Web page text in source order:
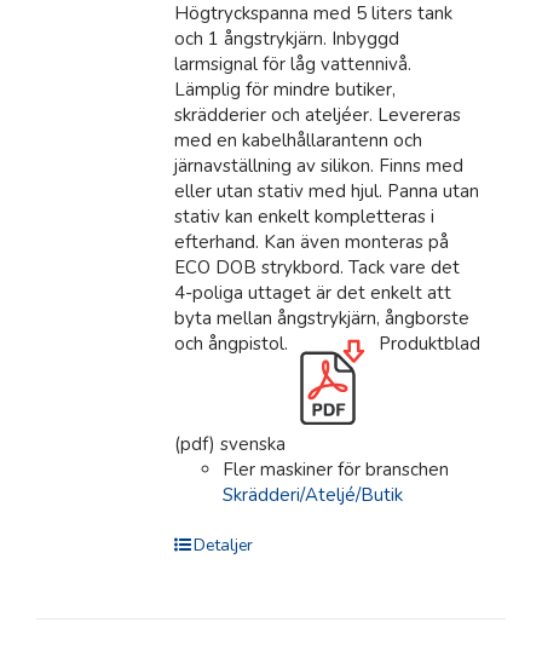
Högtryckspanna med 5 liters tank
och 1 ångstrykjärn. Inbyggd
larmsignal för låg vattennivå.
Lämplig för mindre butiker,
skrädderier och ateljéer. Levereras
med en kabelhållarantenn och
järnavställning av silikon. Finns med
eller utan stativ med hjul. Panna utan
stativ kan enkelt kompletteras i
efterhand. Kan även monteras på
ECO DOB strykbord. Tack vare det
4-poliga uttaget är det enkelt att
byta mellan ångstrykjärn, ångborste
och ångpistol.
Produktblad
(pdf) svenska
Fler maskiner för branschen
Skrädderi/Ateljé/Butik
Detaljer